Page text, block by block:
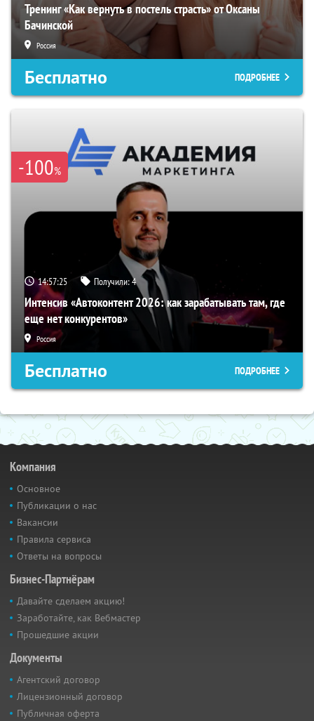
Тренинг «Как вернуть в постель страсть» от Оксаны
Бачинской
Россия
Бесплатно ПОДРОБНЕЕ
-100%
14:57:24 Получили:4
Интенсив «Автоконтент 2026: как зарабатывать там, где
еще нет конкурентов»
Россия
Бесплатно ПОДРОБНЕЕ
Компания
Основное
Публикации о нас
Вакансии
Правила сервиса
Ответы на вопросы
Бизнес-Партнёрам
Давайте сделаем акцию!
Заработайте, как Вебмастер
Прошедшие акции
Документы
Агентский договор
Лицензионный договор
Публичная оферта